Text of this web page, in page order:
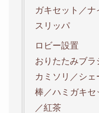
ガキセット／
スリッパ
ロビー設置
おりたたみブラ
カミソリ／シ
棒／ハミガキ
／紅茶